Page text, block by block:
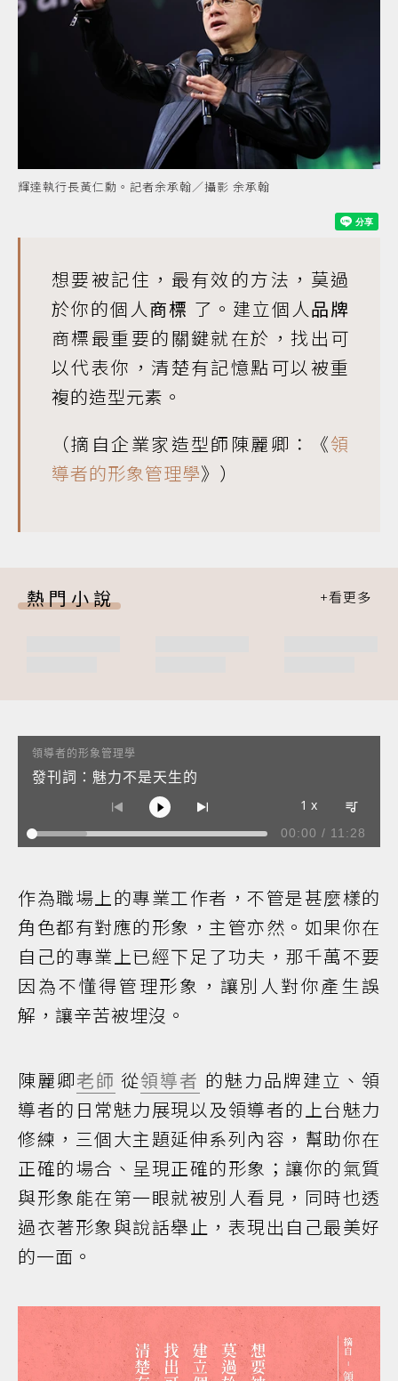
輝達執行長黃仁勳。記者余承翰／攝影 余承翰
想要被記住，最有效的方法，莫過
於你的個人 商標 了。建立個人 品牌
商標最重要的關鍵就在於，找出可
以代表你，清楚有記憶點可以被重
複的造型元素。
（摘自企業家造型師陳麗卿：《領
導者的形象管理學》）
熱門小說
領導者的形象管理學
發刊詞：魅力不是天生的
1 x
00:00 / 11:28
作為職場上的專業工作者，不管是甚麼樣的
角色都有對應的形象，主管亦然。如果你在
自己的專業上已經下足了功夫，那千萬不要
因為不懂得管理形象，讓別人對你產生誤
解，讓辛苦被埋沒。
陳麗卿老師 從領導者 的魅力品牌建立、領
導者的日常魅力展現以及領導者的上台魅力
修練，三個大主題延伸系列內容，幫助你在
正確的場合、呈現正確的形象；讓你的氣質
與形象能在第一眼就被別人看見，同時也透
過衣著形象與說話舉止，表現出自己最美好
的一面。